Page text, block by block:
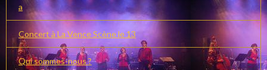
a
Concert à La Vence Scène le 13
Qui sommes-nous ?